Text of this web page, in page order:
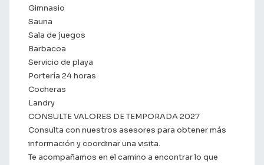
Gimnasio
Sauna
Sala de juegos
Barbacoa
Servicio de playa
Portería 24 horas
Cocheras
Landry
CONSULTE VALORES DE TEMPORADA 2027
Consulta con nuestros asesores para obtener más
información y coordinar una visita.
Te acompañamos en el camino a encontrar lo que